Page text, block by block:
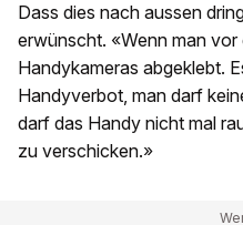
Dass dies nach aussen
erwünscht. «Wenn man
Handykameras abgeklebt.
Handyverbot, man darf
darf das Handy nicht mal
zu verschicken.»